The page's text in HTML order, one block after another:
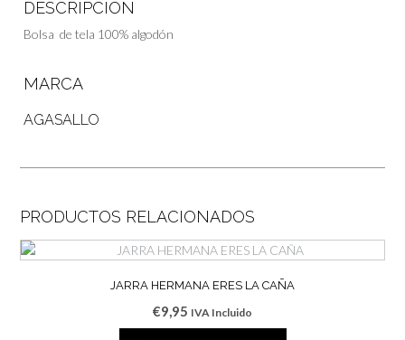
DESCRIPCIÓN
Bolsa de tela 100% algodón
MARCA
AGASALLO
PRODUCTOS RELACIONADOS
JARRA HERMANA ERES LA CAÑA
€9,95 IVA Incluido